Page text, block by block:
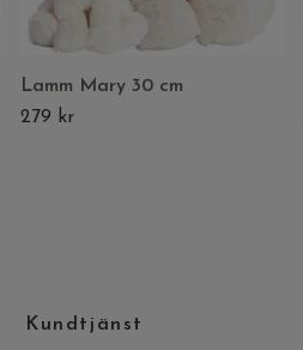
Lamm Mary 30 cm
279 kr
Kundtjänst